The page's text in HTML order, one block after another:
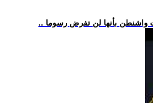
واشنطن بأنها لن تفرض رسوما